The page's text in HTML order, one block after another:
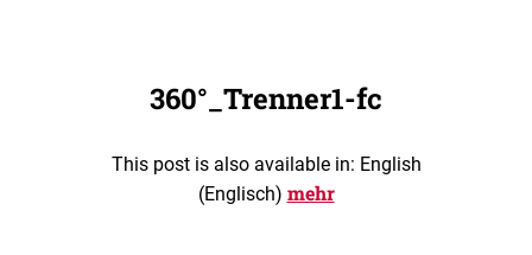
360°_Trenner1-fc
This post is also available in: English
(Englisch) mehr